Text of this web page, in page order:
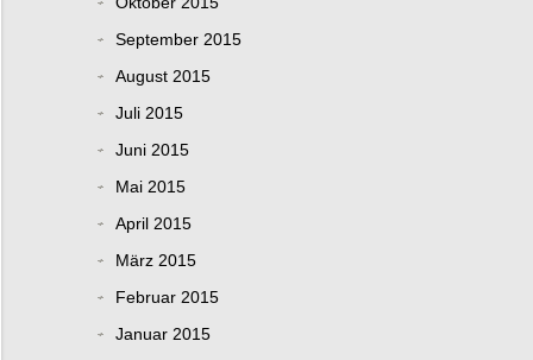
September 2015
August 2015
Juli 2015
Juni 2015
Mai 2015
April 2015
März 2015
Februar 2015
Januar 2015